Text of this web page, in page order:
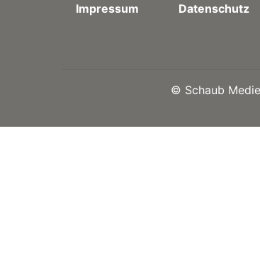
Impressum Datenschutz
© Schaub